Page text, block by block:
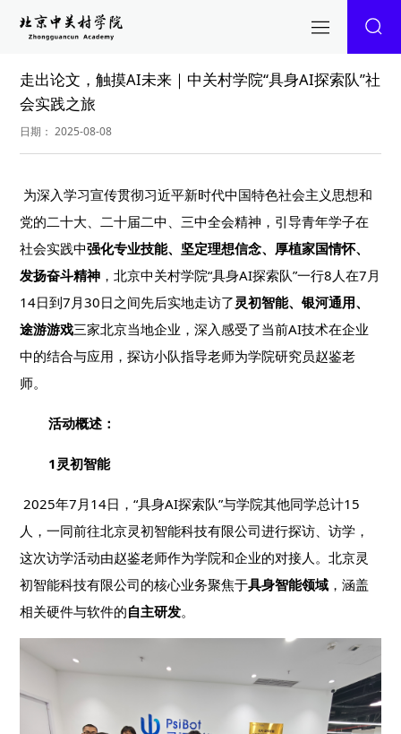
走出论文，触摸AI未来｜中关村学院“具身AI探索队”社
会实践之旅
日期： 2025-08-08
为深入学习宣传贯彻习近平新时代中国特色社会主义思想和
党的二十大、二十届二中、三中全会精神，引导青年学子在
社会实践中强化专业技能、坚定理想信念、厚植家国情怀、
发扬奋斗精神 ，北京中关村学院“具身AI探索队”一行8人在7月
14日到7月30日之间先后实地走访了灵初智能、银河通用、
途游游戏三家北京当地企业，深入感受了当前AI技术在企业
中的结合与应用，探访小队指导老师为学院研究员赵鉴老
师。
活动概述：
1灵初智能
2025年7月14日，“具身AI探索队”与学院其他同学总计15
人，一同前往北京灵初智能科技有限公司进行探访、访学，
这次访学活动由赵鉴老师作为学院和企业的对接人。北京灵
初智能科技有限公司的核心业务聚焦于具身智能领域 ，涵盖
相关硬件与软件的自主研发。